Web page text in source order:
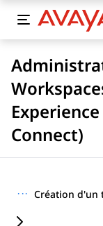
Connect)
···